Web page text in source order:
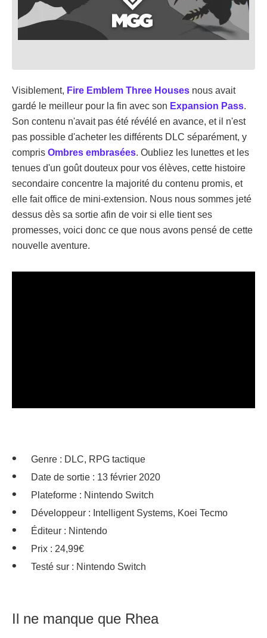
Visiblement, Fire Emblem Three Houses nous avait
gardé le meilleur pour la fin avec son Expansion Pass.
Son contenu n'avait pas été révélé en avance, et il n'est
pas possible d'acheter les différents DLC séparément, y
compris Ombres embrasées. Oubliez les lunettes et les
tenues d'un goût douteux pour vos élèves, cette histoire
secondaire concentre la majorité du contenu promis, et
elle fait office de mini-extension. Nous nous sommes jeté
dessus dès sa sortie afin de voir si elle tient ses
promesses, voici donc ce que nous avons pensé de cette
nouvelle aventure.
Genre : DLC, RPG tactique
Date de sortie : 13 février 2020
Plateforme : Nintendo Switch
Développeur : Intelligent Systems, Koei Tecmo
Éditeur : Nintendo
Prix : 24,99€
Testé sur : Nintendo Switch
Il ne manque que Rhea